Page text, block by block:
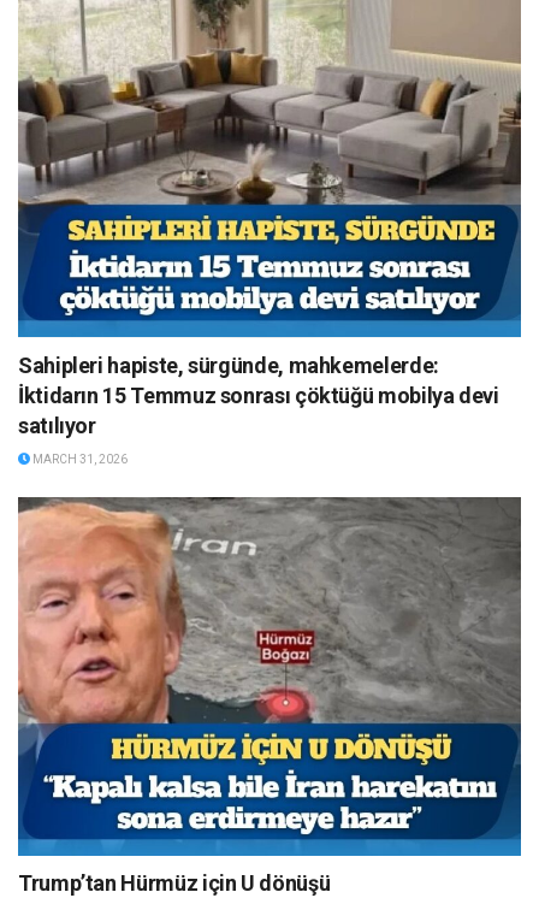
Sahipleri hapiste, sürgünde, mahkemelerde:
İktidarın 15 Temmuz sonrası çöktüğü mobilya devi
satılıyor
MARCH 31, 2026
Trump’tan Hürmüz için U dönüşü